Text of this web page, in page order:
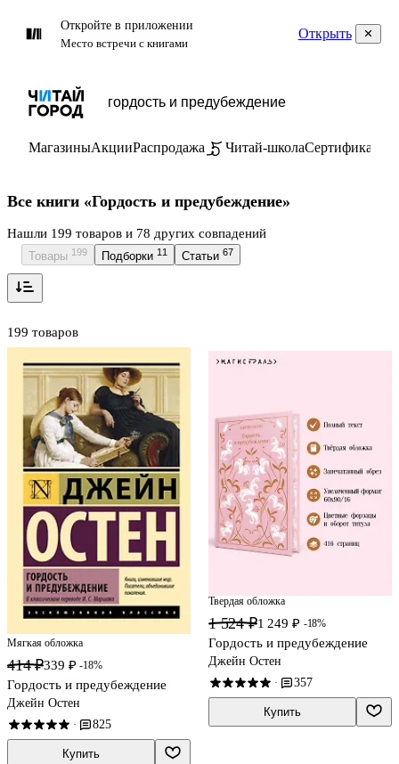
Откройте в приложении
Место встречи с книгами
Открыть
МагазиныАкцииРаспродажа Читай-школаСертификаты
Все книги «Гордость и предубеждение»
Нашли 199 товаров и 78 других совпадений
Товары 199 Подборки 11 Статьи 67
199 товаров
Мягкая обложка
414 ₽339 ₽ -18%
Гордость и предубеждение
Джейн Остен
· 825
Купить
Твердая обложка
1 524 ₽1 249 ₽ -18%
Гордость и предубеждение
Джейн Остен
· 357
Купить